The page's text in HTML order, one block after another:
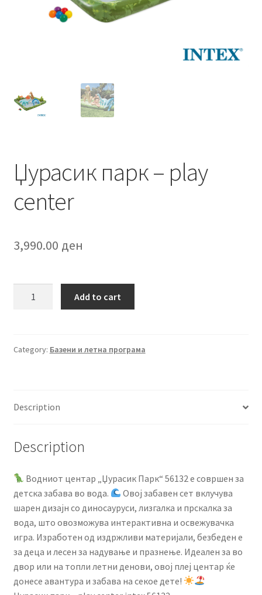
Џурасик парк – play
center
3,990.00 ден
center
Add to cart
Category: Базени и летна програма
Description
Description
Водниот центар „Џурасик Парк“ 56132 е совршен за
детска забава во вода.
Овој забавен сет вклучува
шарен дизајн со диносауруси, лизгалка и прскалка за
вода, што овозможува интерактивна и освежувачка
игра. Изработен од издржливи материјали, безбеден е
за деца и лесен за надување и празнење. Идеален за во
двор или на топли летни денови, овој плеј центар ќе
донесе авантура и забава на секое дете!